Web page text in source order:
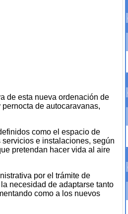
de esta nueva ordenación de
de autocaravanas,
como el espacio de
e instalaciones, según
pretendan hacer vida al aire
por el trámite de
necesidad de adaptarse tanto
como a los nuevos